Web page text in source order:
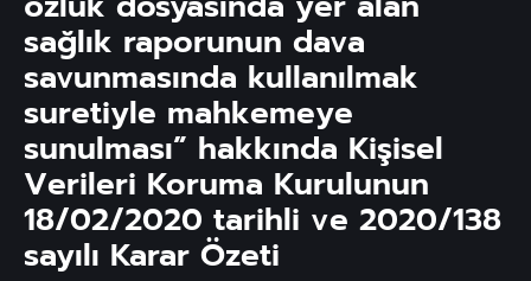
sağlık raporunun dava
savunmasında kullanılmak
suretiyle mahkemeye
sunulması” hakkında Kişisel
Verileri Koruma Kurulunun
18/02/2020 tarihli ve 2020/138
sayılı Karar Özeti